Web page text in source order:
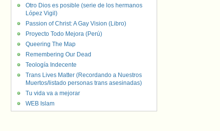
Otro Dios es posible (serie de los hermanos
López Vigil)
Passion of Christ: A Gay Vision (Libro)
Proyecto Todo Mejora (Perú)
Queering The Map
Remembering Our Dead
Teología Indecente
Trans Lives Matter (Recordando a Nuestros
Muertos/listado personas trans asesinadas)
Tu vida va a mejorar
WEB Islam